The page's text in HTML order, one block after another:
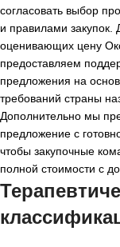
согласовать выбор
и правилами закупок.
оценивающих цену
предоставляем
предложения на
требований страны
Дополнительно мы
предложение с
чтобы закупочные
полной стоимости с